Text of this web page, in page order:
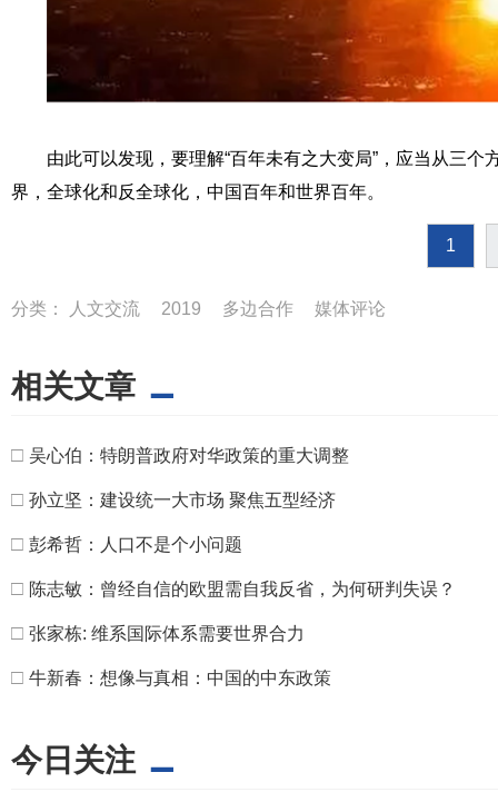
由此可以发现，要理解“百年未有之大变局”，应当从三
界，全球化和反全球化，中国百年和世界百年。
1
分类： 人文交流 2019 多边合作 媒体评论
相关文章
□ 吴心伯：特朗普政府对华政策的重大调整
□ 孙立坚：建设统一大市场 聚焦五型经济
□ 彭希哲：人口不是个小问题
□ 陈志敏：曾经自信的欧盟需自我反省，为何研判失误？
□ 张家栋: 维系国际体系需要世界合力
□ 牛新春：想像与真相：中国的中东政策
今日关注